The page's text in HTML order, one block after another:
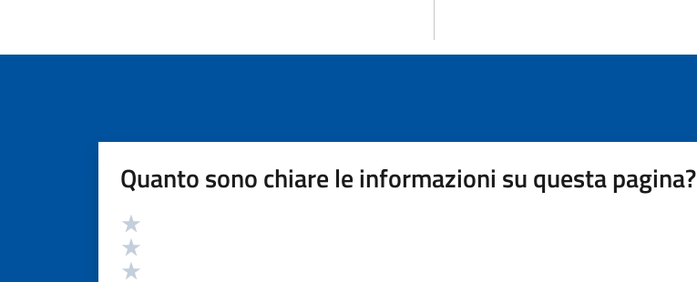
Quanto sono chiare le informazioni su questa pagina?
Valutazione